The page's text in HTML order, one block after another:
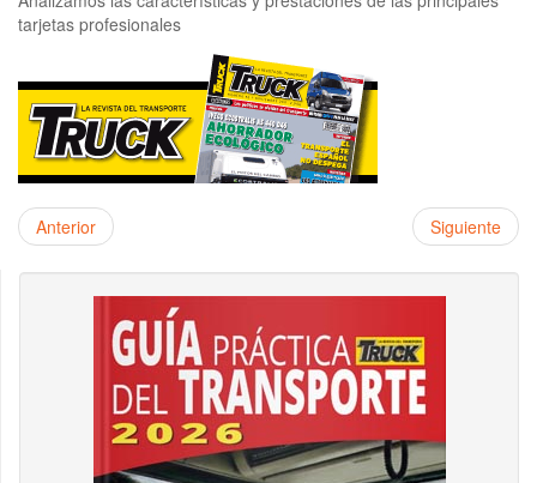
tarjetas profesionales
Anterior Siguiente